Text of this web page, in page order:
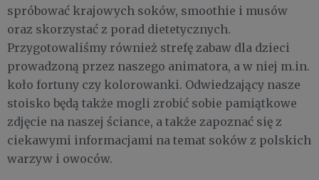
spróbować krajowych soków, smoothie i musów
oraz skorzystać z porad dietetycznych.
Przygotowaliśmy również strefę zabaw dla dzieci
prowadzoną przez naszego animatora, a w niej m.in.
koło fortuny czy kolorowanki. Odwiedzający nasze
stoisko będą także mogli zrobić sobie pamiątkowe
zdjęcie na naszej ściance, a także zapoznać się z
ciekawymi informacjami na temat soków z polskich
warzyw i owoców.